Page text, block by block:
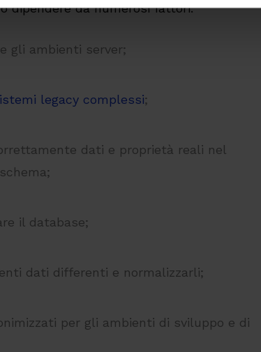
dipendere da numerosi fattori:
gli ambienti server;
legacy complessi;
dati e proprietà reali nel
il database;
dati differenti e normalizzarli;
per gli ambienti di sviluppo e di